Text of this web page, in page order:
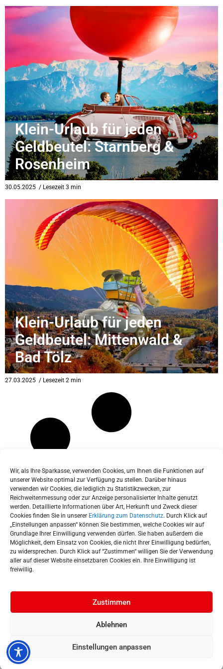
Wir, als Ihre Sparkasse, verwenden Cookies, um Ihnen die Funktionen auf
unserer Website optimal zur Verfügung zu stellen. Darüber hinaus
verwenden wir Cookies, die lediglich zu Statistikzwecken, zur
Reichweitenmessung oder zur Anzeige personalisierter Inhalte genutzt
werden. Detaillierte Informationen über Art, Herkunft und Zweck dieser
Cookies finden Sie in unserer Erklärung zum Datenschutz. Durch Klick auf
„Einstellungen anpassen“ können Sie bestimmen, welche Cookies wir auf
Grundlage Ihrer Einwilligung verwenden dürfen. Sie haben außerdem die
Möglichkeit, dem Einsatz von Cookies, die nicht Ihrer Einwilligung bedürfen,
zu widersprechen. Durch Klick auf “Zustimmen“ willigen Sie der Verwendung
aller auf dieser Website einsetzbaren Cookies ein. Ihre Einwilligung ist
freiwillig.
Zustimmen
Ablehnen
Einstellungen anpassen
Klein-Urlaub für jeden
Geldbeutel: Starnberg &
Rosenheim
30.05.2025 / Lesezeit 3 min
Klein-Urlaub für jeden
Geldbeutel: Mittenwald &
Bad Tölz
27.03.2025 / Lesezeit 2 min
© 2026 Stadtsparkasse München |Impressum